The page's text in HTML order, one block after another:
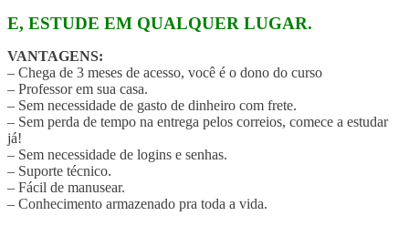
E, ESTUDE EM QUALQUER LUGAR.
VANTAGENS:
– Chega de 3 meses de acesso, você é o dono do curso
– Professor em sua casa.
– Sem necessidade de gasto de dinheiro com frete.
– Sem perda de tempo na entrega pelos correios, comece a estudar
já!
– Sem necessidade de logins e senhas.
– Suporte técnico.
– Fácil de manusear.
– Conhecimento armazenado pra toda a vida.